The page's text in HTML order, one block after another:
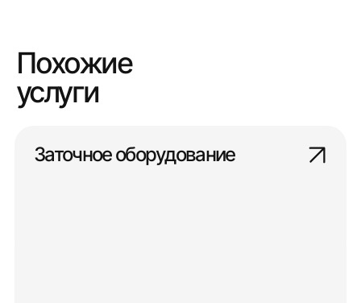
Похожие
услуги
Заточное оборудование